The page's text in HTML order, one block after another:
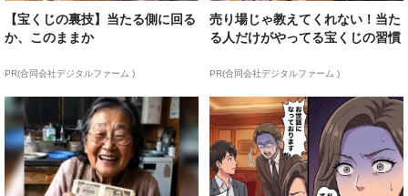
【宝くじの裏技】当たる側に回る
か、このままか
PR(合同会社デジタルファーム )
売り場じゃ教えてくれない！当た
る人だけがやってる宝くじの習慣
PR(合同会社デジタルファーム )